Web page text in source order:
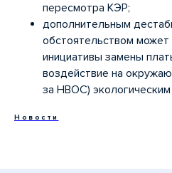
пересмотра КЭР;
дополнительным
обстоятельством может
инициативы замены
воздействие на
за НВОС) экологическим
Новости